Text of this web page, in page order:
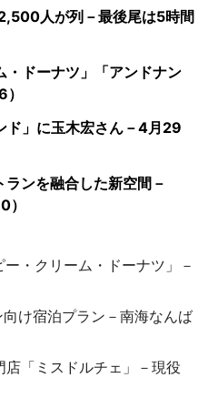
人が列－最後尾は5時間
・ドーナツ」「アンドナン
ド」に玉木宏さん－4月29
ンを融合した新空間－
）
・クリーム・ドーナツ」－
け宿泊プラン－南海なんば
「ミスドルチェ」－現役